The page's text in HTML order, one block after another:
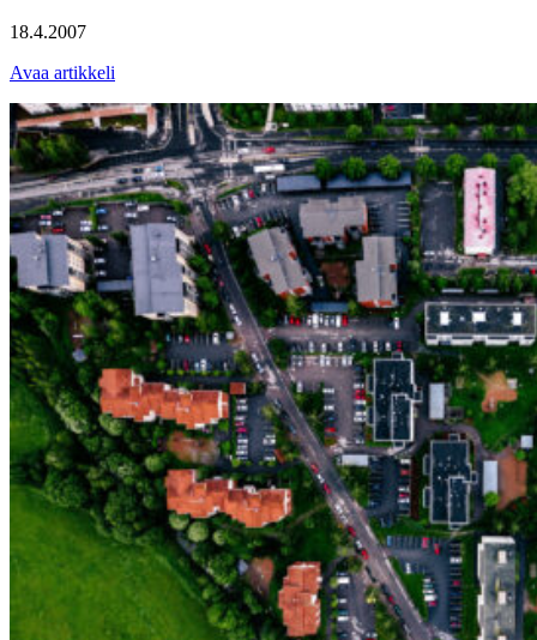
18.4.2007
Avaa artikkeli